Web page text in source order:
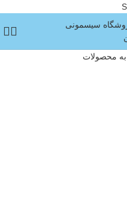
محصولات